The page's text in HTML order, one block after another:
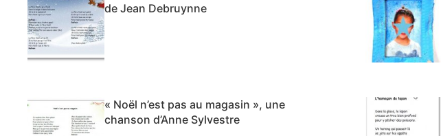
de Jean Debruynne
« Noël n’est pas au magasin », une
chanson d’Anne Sylvestre